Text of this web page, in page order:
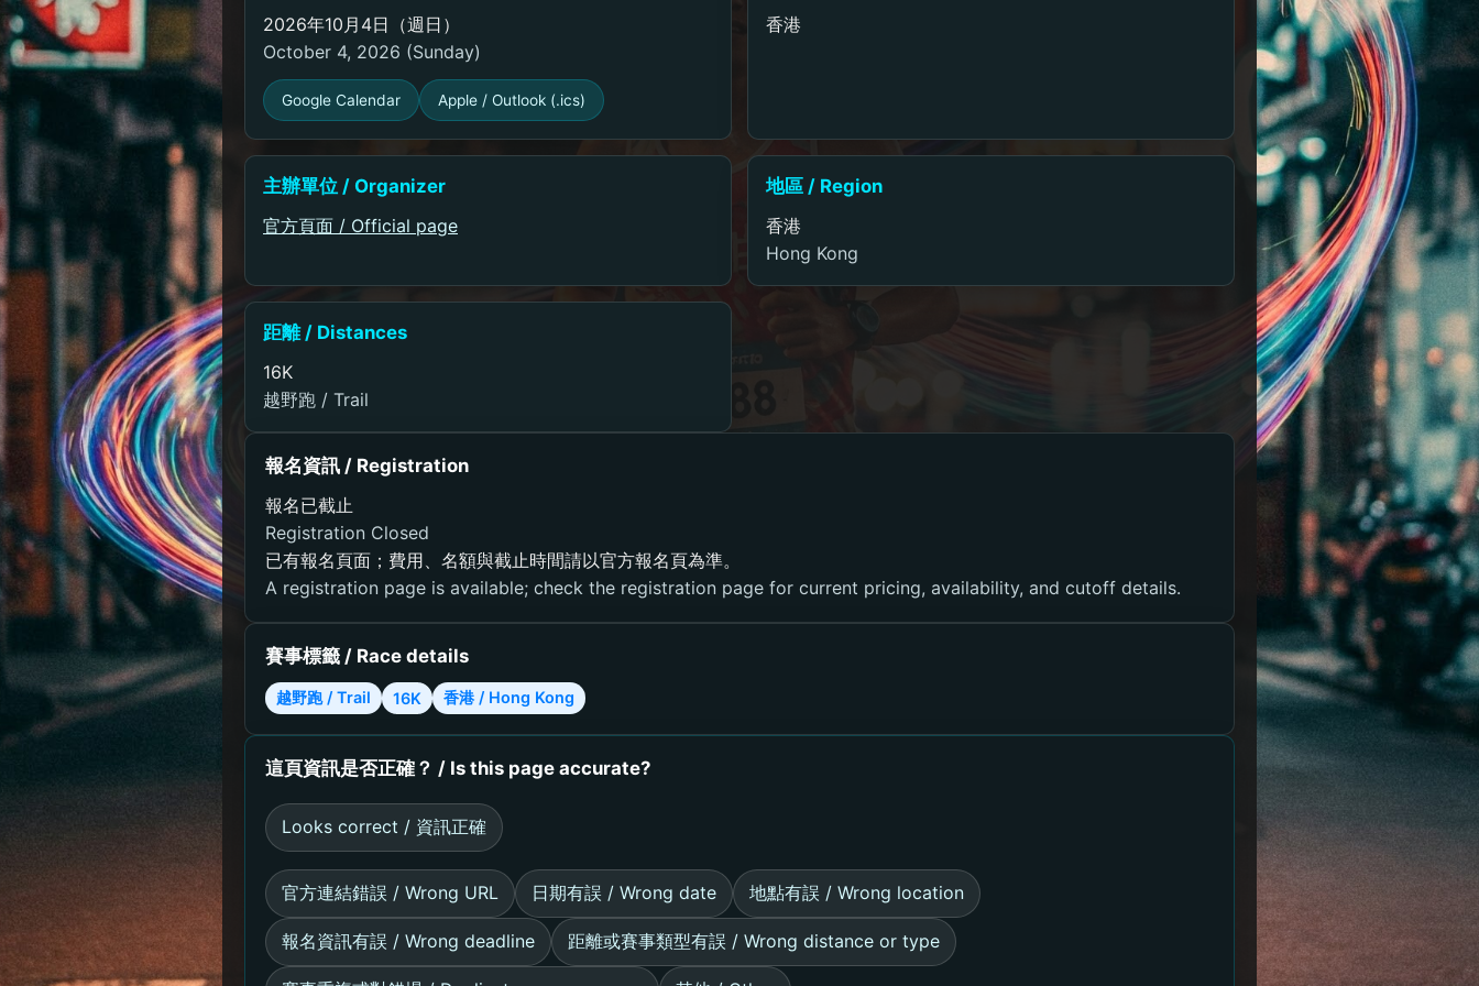
2026年10月4日（週日）
October 4, 2026 (Sunday)
Google Calendar Apple / Outlook (.ics)
香港
主辦單位 / Organizer
官方頁面 / Official page
地區 / Region
香港
Hong Kong
距離 / Distances
16K
越野跑 / Trail
報名資訊 / Registration
報名已截止
Registration Closed
已有報名頁面；費用、名額與截止時間請以官方報名頁為準。
A registration page is available; check the registration page for current pricing, availability, and cutoff details.
賽事標籤 / Race details
越野跑 / Trail 16K 香港 / Hong Kong
這頁資訊是否正確？ / Is this page accurate?
Looks correct / 資訊正確
官方連結錯誤 / Wrong URL 日期有誤 / Wrong date 地點有誤 / Wrong location
報名資訊有誤 / Wrong deadline 距離或賽事類型有誤 / Wrong distance or type